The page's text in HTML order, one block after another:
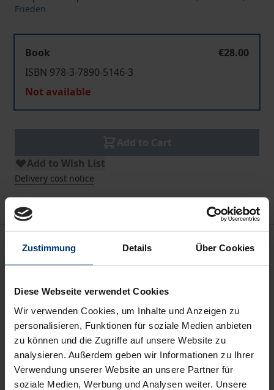
Zustimmung Details Über Cookies
Diese Webseite verwendet Cookies
Wir verwenden Cookies, um Inhalte und Anzeigen zu
personalisieren, Funktionen für soziale Medien anbieten
zu können und die Zugriffe auf unsere Website zu
analysieren. Außerdem geben wir Informationen zu Ihrer
Verwendung unserer Website an unsere Partner für
soziale Medien, Werbung und Analysen weiter. Unsere
Frieden
Book
€28.00
ISBN 978-3-7890-5146-3
Not available
Add to Wish List
Delivery cost notice
Description
Erweiterung der NATO bildet den Ausgangspunkt
und zugleich den analytischen Rahmen für das nach
1995 jetzt zum zweiten Mal vorgelegte Handbuch
Sicherheit.
Dokumentiert werden die aktuellen militär-,
rüstungs- und sicherheitspolitischen Entwicklungen